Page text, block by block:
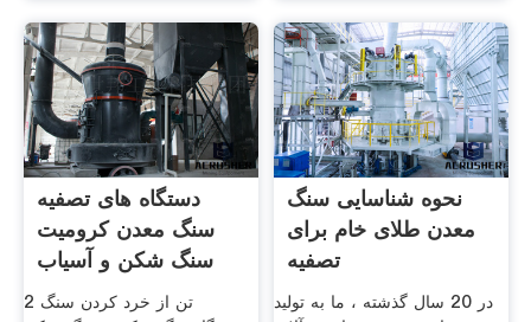
دستگاه های تصفیه
سنگ معدن کرومیت
سنگ شکن و آسیاب
2 تن از خرد کردن سنگ
نحوه شناسایی سنگ
معدن طلای خام برای
تصفیه
در 20 سال گذشته ، ما به تولید